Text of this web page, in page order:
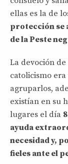
ellas es la de
protección se
de la Peste
La devoción
catolicismo
agruparlos,
existían en su
lugares el día
ayuda
necesidad y,
fieles ante el